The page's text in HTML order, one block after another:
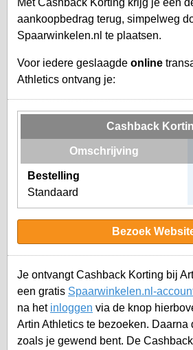
Met Cashback Korting krijg je een
aankoopbedrag terug, simpelweg
Spaarwinkelen.nl te plaatsen.
Voor iedere geslaagde online
Athletics ontvang je:
Cashback
Omschrijving
Bestelling
Standaard
Bezoek
Je ontvangt Cashback Korting bij
een gratis Spaarwinkelen.nl-
na het inloggen via de knop
Artin Athletics te bezoeken. Daarna
zoals je gewend bent. De